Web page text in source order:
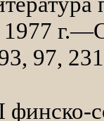
97,
финско-